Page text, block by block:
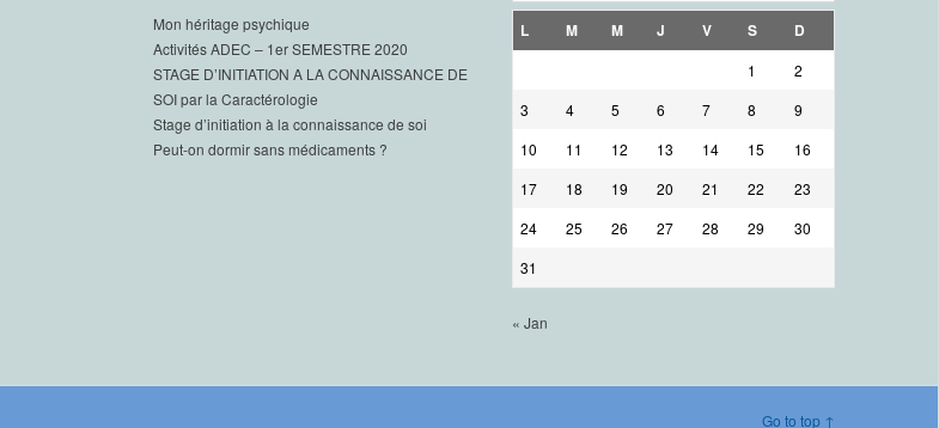
Mon héritage psychique
Activités ADEC – 1er SEMESTRE 2020
STAGE D’INITIATION A LA CONNAISSANCE DE
SOI par la Caractérologie
Stage d’initiation à la connaissance de soi
Peut-on dormir sans médicaments ?
L M M J V S D
1
2
3
4 5 6 7 8
9
10
11 12 13 14 15
16
17
18 19 20 21 22
23
24
25 26 27 28 29
30
31
« Jan
Go to top ↑